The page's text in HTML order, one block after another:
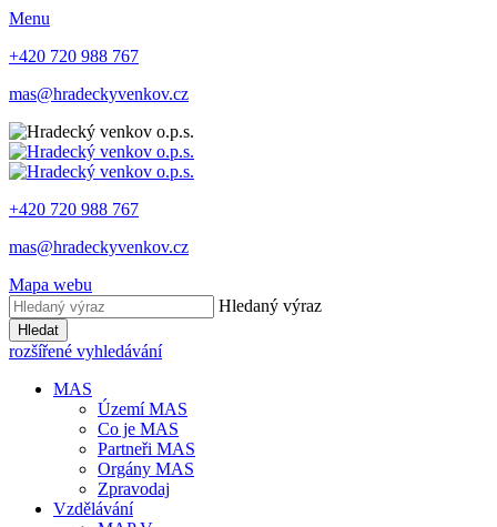
Menu
+420 720 988 767
mas@hradeckyvenkov.cz
+420 720 988 767
mas@hradeckyvenkov.cz
Mapa webu
Hledaný výraz
Hledat
rozšířené vyhledávání
MAS
Území MAS
Co je MAS
Partneři MAS
Orgány MAS
Zpravodaj
Vzdělávání